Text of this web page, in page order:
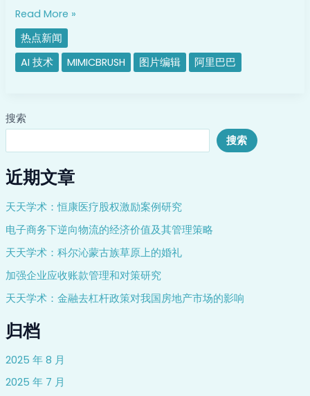
搜索
搜索
近期文章
天天学术：恒康医疗股权激励案例研究
电子商务下逆向物流的经济价值及其管理策略
天天学术：科尔沁蒙古族草原上的婚礼
加强企业应收账款管理和对策研究
天天学术：金融去杠杆政策对我国房地产市场的影响
归档
2025 年 8 月
2025 年 7 月
编
项
目，
融
分
片
Read More »
热点新闻
AI 技术
MIMICBRUSH 图片编辑 阿里巴巴